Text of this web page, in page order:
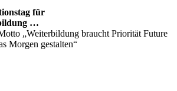
für
…
„Weiterbildung braucht Priorität Future
Morgen gestalten“